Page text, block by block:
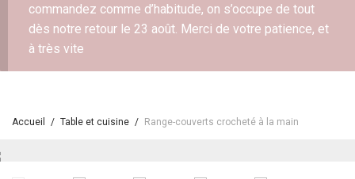
commandez comme d’habitude, on s’occupe de tout
dès notre retour le 23 août. Merci de votre patience, et
à très vite
Accueil / Table et cuisine / Range-couverts crocheté à la main